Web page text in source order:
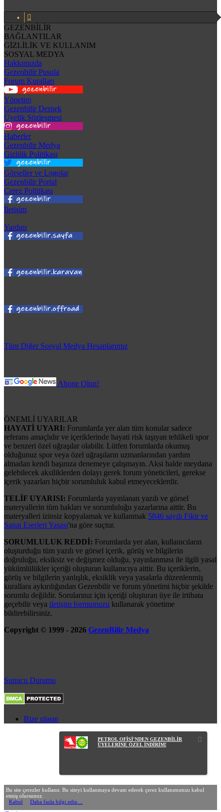
GEZENBİLİR
BAĞLANTILAR
GİZLİLİK VE KULLANIM
SOSYAL MEDYA
Hakkımızda
Gezenbilir Pusula
Forum Kuralları
Yönetim
Gezenbilir Dernek
Üyelik Sözleşmesi
Haberler
Gezenbilir Medya
Gizlilik Politikası
Görseller ve Logolar
Gezenbilir Portal
Çerez Politikası
İletişim
Yardım
Tüm Diğer Sosyal Medya Hesaplarımız
Abone Olun!
ÖNEMLİ UYARILAR
HAYATİ UYARI: Forumlarda yer alan tüm konular sadece
referans amaçlıdır ve içeriklerinde hayati risk taşıyan tehlikeli spor
ve benzeri özel uğraşılar olabilir. Lütfen forumlarda okumuş
olduğunuz spor veya özel uğraşıların uzmanlarından yardım
almadan kendi başınıza denemeye çalışmayın. Aksi halde meydana
gelebilecek aksiliklerden dolayı gerek forum yöneticileri, gerekse
içerik yazarları hiçbir sorumluluk kabul etmeyeceklerdir.
TELİF UYARISI: Forumlarda yayınlanan yazılı ve görsel
materyallerin tüm hakları ve sorumluluğu yazarlarına aittir. Bu
materyalleri izinsiz kopyalamak ve kullanmak 5846 sayılı Fikir ve
Sanat Eserleri Yasası'na göre suçtur.
SORUMLULUK REDDİ: Forumlarda yer alan, kullanıcıların
oluşturduğu tüm yazılı ve görsel içerik, görüş ve bilgilerin
doğruluğu, eksiksiz ve değişmez olduğu, yayınlanması ile ilgili yasal
yükümlülükler içeriği oluşturan kullanıcıya aittir. Bu içeriklerin,
görüş ve bilgilerin yanlışlık, eksiklik veya yasalarla düzenlenmiş
kurallara aykırılığından Gezenbilir ve forum yönetimi hiçbir şekilde
sorumlu değildir. Sorularınız için içeriği oluşturan üye ile irtibata
geçebilir veya iletişim formumuzu kullanarak yönetime
bildirebilirsiniz.
Copyright © 1999 - 2026 GezenBilir Medya
Sunucu Durumu
Bize ulaşın
PETROL OFİSİ'NDEN GEZENBİLİR
ÜYELERİNE ÖZEL İNDİRİM!
Bu site çerezler kullanır. Bu siteyi kullanmaya devam ederek çerez kullanımımızı kabul
etmiş olursunuz.
Kabul
Daha fazla bilgi edin…